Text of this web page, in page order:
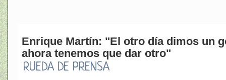
Enrique Martín: "El otro día dimos un
ahora tenemos que dar otro"
RUEDA DE PRENSA